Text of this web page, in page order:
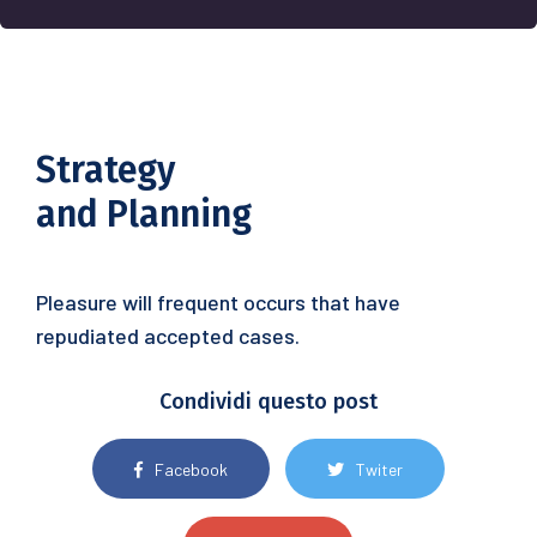
Strategy
and Planning
Pleasure will frequent occurs that have
repudiated accepted cases.
Condividi questo post
Facebook Twiter